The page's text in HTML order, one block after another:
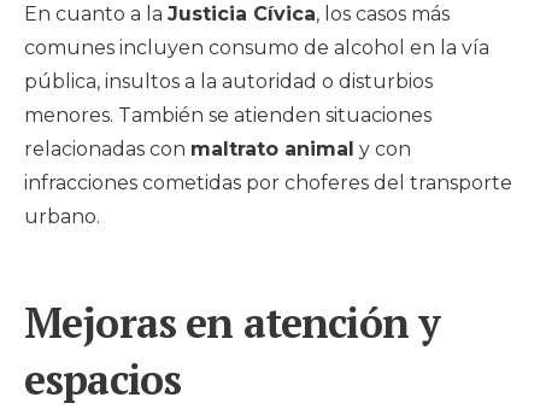
En cuanto a la Justicia Cívica, los casos más
comunes incluyen consumo de alcohol en la vía
pública, insultos a la autoridad o disturbios
menores. También se atienden situaciones
relacionadas con maltrato animal y con
infracciones cometidas por choferes del transporte
urbano.
Mejoras en atención y
espacios